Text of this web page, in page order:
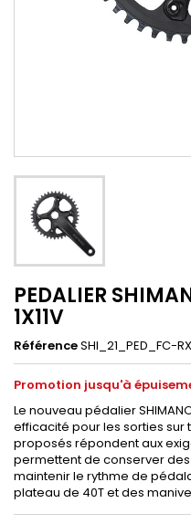
PEDALIER
1X11V
RéférenceSHI_21_PED_FC-
Promotion jusqu'à
Le nouveau pédalier
efficacité pour les sorties sur
proposés répondent aux
permettent de conserver
maintenir le rythme de
plateau de 40T et des